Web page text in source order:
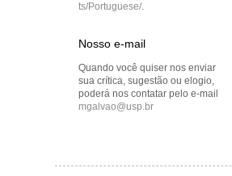
ts/Portuguese/.
Nosso e-mail
Quando você quiser nos enviar
sua crítica, sugestão ou elogio,
poderá nos contatar pelo e-mail
mgalvao@usp.br